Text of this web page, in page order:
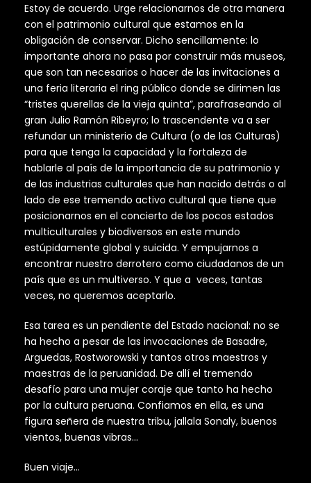
Estoy de acuerdo. Urge relacionarnos de otra manera
con el patrimonio cultural que estamos en la
obligación de conservar. Dicho sencillamente: lo
importante ahora no pasa por construir más museos,
que son tan necesarios o hacer de las invitaciones a
una feria literaria el ring público donde se dirimen las
“tristes querellas de la vieja quinta”, parafraseando al
gran Julio Ramón Ribeyro; lo trascendente va a ser
refundar un ministerio de Cultura (o de las Culturas)
para que tenga la capacidad y la fortaleza de
hablarle al país de la importancia de su patrimonio y
de las industrias culturales que han nacido detrás o al
lado de ese tremendo activo cultural que tiene que
posicionarnos en el concierto de los pocos estados
multiculturales y biodiversos en este mundo
estúpidamente global y suicida. Y empujarnos a
encontrar nuestro derrotero como ciudadanos de un
país que es un multiverso. Y que a veces, tantas
veces, no queremos aceptarlo.
Esa tarea es un pendiente del Estado nacional: no se
ha hecho a pesar de las invocaciones de Basadre,
Arguedas, Rostworowski y tantos otros maestros y
maestras de la peruanidad. De allí el tremendo
desafío para una mujer coraje que tanto ha hecho
por la cultura peruana. Confiamos en ella, es una
figura señera de nuestra tribu, jallala Sonaly, buenos
vientos, buenas vibras…
Buen viaje…